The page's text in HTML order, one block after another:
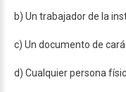
b) Un trabajador de la
c) Un documento de
d) Cualquier persona